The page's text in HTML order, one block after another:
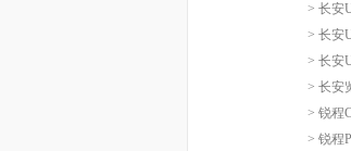
> 长安
> 长安
> 长安
> 长安
> 锐程
> 锐程